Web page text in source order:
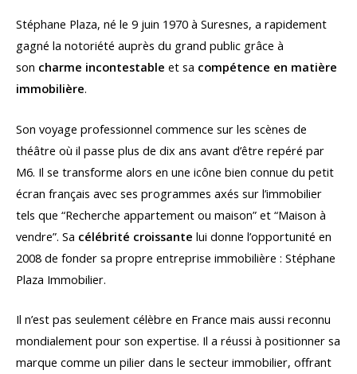
Stéphane Plaza, né le 9 juin 1970 à Suresnes, a rapidement
gagné la notoriété auprès du grand public grâce à
son charme incontestable et sa compétence en matière
immobilière.
Son voyage professionnel commence sur les scènes de
théâtre où il passe plus de dix ans avant d’être repéré par
M6. Il se transforme alors en une icône bien connue du petit
écran français avec ses programmes axés sur l’immobilier
tels que “Recherche appartement ou maison” et “Maison à
vendre”. Sa célébrité croissante lui donne l’opportunité en
2008 de fonder sa propre entreprise immobilière : Stéphane
Plaza Immobilier.
Il n’est pas seulement célèbre en France mais aussi reconnu
mondialement pour son expertise. Il a réussi à positionner sa
marque comme un pilier dans le secteur immobilier, offrant